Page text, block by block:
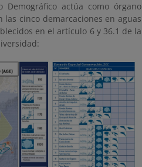
actúa como órgano
cinco demarcaciones en aguas
en el artículo 6 y 36.1 de la